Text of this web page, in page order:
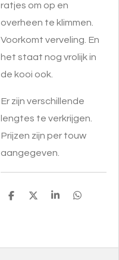
ratjes om op en
overheen te klimmen.
Voorkomt verveling. En
het staat nog vrolijk in
de kooi ook.
Er zijn verschillende
lengtes te verkrijgen.
Prijzen zijn per touw
aangegeven.
D
D
S
D